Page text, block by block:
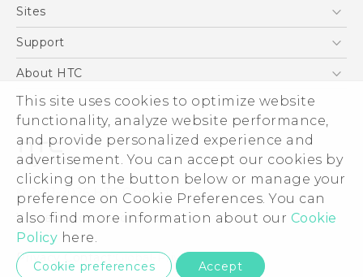
This site uses cookies to optimize website
functionality, analyze website performance,
and provide personalized experience and
advertisement. You can accept our cookies by
clicking on the button below or manage your
preference on Cookie Preferences. You can
also find more information about our Cookie
Policy here.
Cookie preferences Accept
Қазақ - Пайдаланушы нұсқаулығы
Қазақ - Қауіпсіздік және нормативтік
English - Safety and regulatory guide
5G
EXODUS
VIVE
Sites
HTC Dev
Support
ПОДДЕРЖКА
About HTC
ESG
Инвестирование
Политика конфиденциальности
Безопасность продуктов
Вакансии
Security and Privacy Whitepaper
© 2011-2026 HTC Corporation
Условия использования.
Privacy Contact: Global-Privacy@htc.com